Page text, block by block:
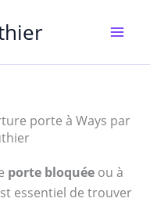
porte à Ways par
porte bloquée ou à
essentiel de trouver